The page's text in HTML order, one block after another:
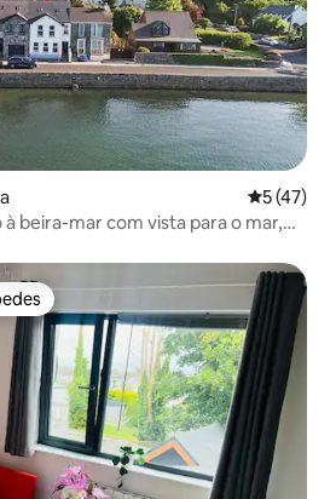
5 de uma
5 (47)
beira-mar com vista para o mar,
dos hóspedes